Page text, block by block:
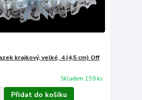
krajkový, velké, 4 (4,5 cm) Off
Skladem 159 ks
Přidat do košíku